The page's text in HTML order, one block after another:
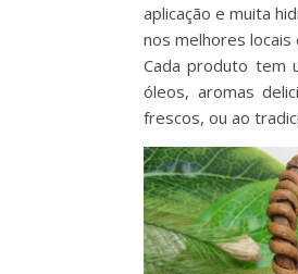
aplicação e muita
nos melhores locais
Cada produto tem
óleos, aromas
frescos, ou ao